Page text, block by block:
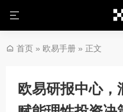
首页 » 欧易手册 » 正文
欧易研报中心，